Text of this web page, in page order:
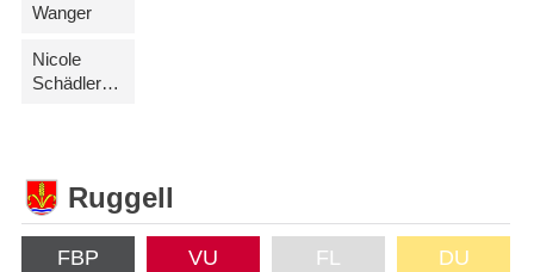
Wanger
Nicole
Schädler-Marock
Ruggell
FBP VU FL DU